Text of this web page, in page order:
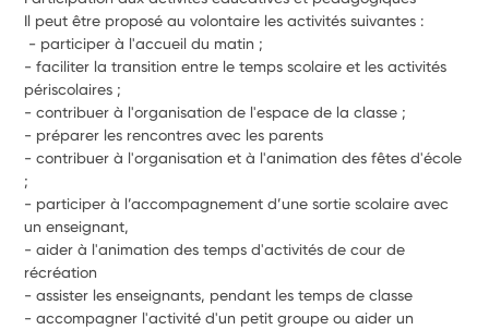
- participer à l'accueil du matin ;
- faciliter la transition entre le temps scolaire et les activités
périscolaires ;
- contribuer à l'organisation de l'espace de la classe ;
- préparer les rencontres avec les parents
- contribuer à l'organisation et à l'animation des fêtes d'école
;
- participer à l’accompagnement d’une sortie scolaire avec
un enseignant,
- aider à l'animation des temps d'activités de cour de
récréation
- accompagner l'activité d'un petit groupe ou aider un